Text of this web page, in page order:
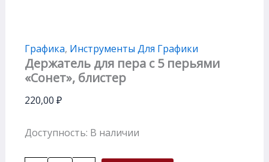
Графика, Инструменты Для Графики
Держатель для пера с 5 перьями
«Сонет», блистер
220,00 ₽
Доступность: В наличии